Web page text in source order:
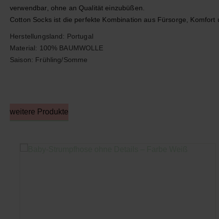
verwendbar, ohne an Qualität einzubüßen.
Cotton Socks ist die perfekte Kombination aus Fürsorge,
Herstellungsland: Portugal
Material: 100% BAUMWOLLE
Saison: Frühling/Somme
weitere Produkte